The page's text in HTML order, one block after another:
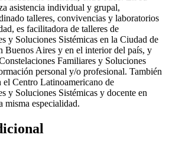
asistencia individual y grupal,
talleres, convivencias y laboratorios
es facilitadora de talleres de
y Soluciones Sistémicas en la Ciudad de
Buenos Aires y en el interior del país, y
Familiares y Soluciones
personal y/o profesional. También
el Centro Latinoamericano de
y Soluciones Sistémicas y docente en
misma especialidad.